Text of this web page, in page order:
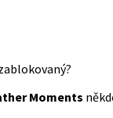
Moments